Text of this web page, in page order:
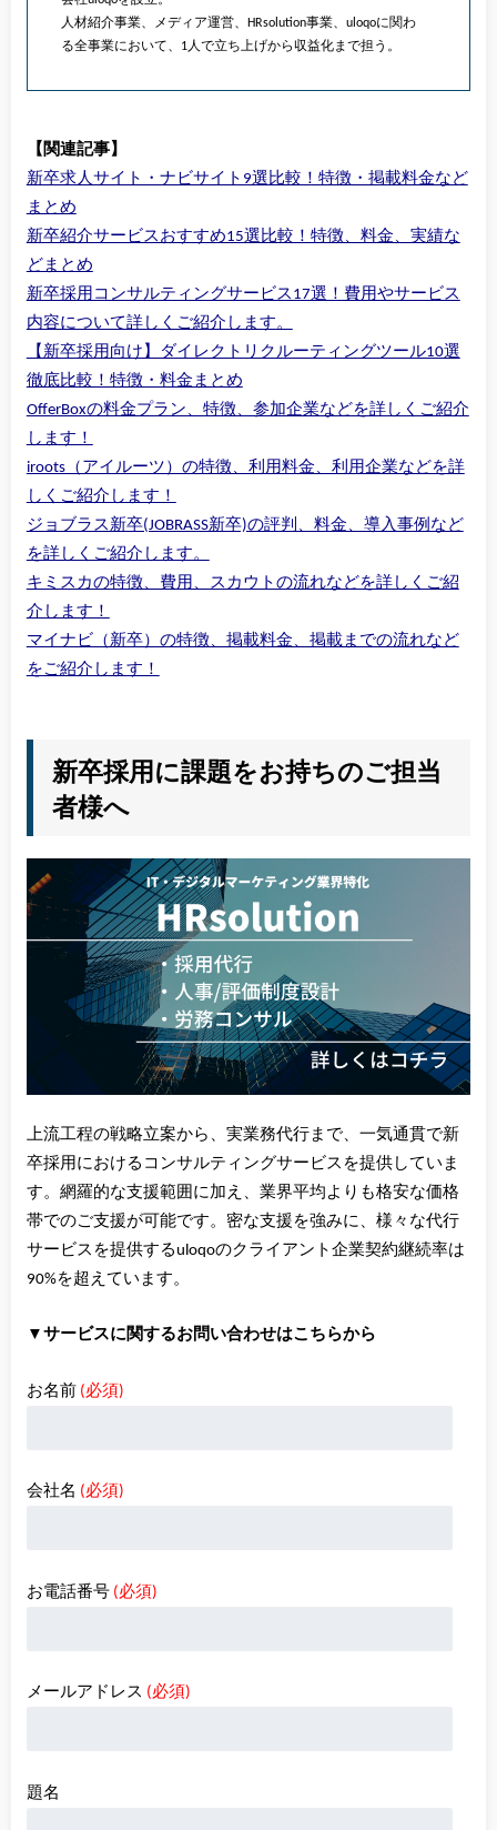
人材紹介事業、メディア運営、HRsolution事業、uloqoに関わ
る全事業において、1人で立ち上げから収益化まで担う。
【関連記事】
新卒求人サイト・ナビサイト9選比較！特徴・掲載料金など
まとめ
新卒紹介サービスおすすめ15選比較！特徴、料金、実績な
どまとめ
新卒採用コンサルティングサービス17選！費用やサービス
内容について詳しくご紹介します。
【新卒採用向け】ダイレクトリクルーティングツール10選
徹底比較！特徴・料金まとめ
OfferBoxの料金プラン、特徴、参加企業などを詳しくご紹介
します！
iroots（アイルーツ）の特徴、利用料金、利用企業などを詳
しくご紹介します！
ジョブラス新卒(JOBRASS新卒)の評判、料金、導入事例など
を詳しくご紹介します。
キミスカの特徴、費用、スカウトの流れなどを詳しくご紹
介します！
マイナビ（新卒）の特徴、掲載料金、掲載までの流れなど
をご紹介します！
新卒採用に課題をお持ちのご担当
者様へ
上流工程の戦略立案から、実業務代行まで、一気通貫で新
卒採用におけるコンサルティングサービスを提供していま
す。網羅的な支援範囲に加え、業界平均よりも格安な価格
帯でのご支援が可能です。密な支援を強みに、様々な代行
サービスを提供するuloqoのクライアント企業契約継続率は
90%を超えています。
▼サービスに関するお問い合わせはこちらから
お名前 (必須)
会社名 (必須)
お電話番号 (必須)
メールアドレス (必須)
題名